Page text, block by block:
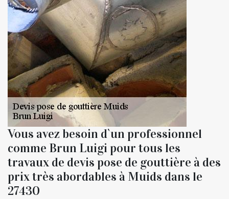
Vous avez besoin d`un professionnel
comme Brun Luigi pour tous les
travaux de devis pose de gouttière à des
prix très abordables à Muids dans le
27430